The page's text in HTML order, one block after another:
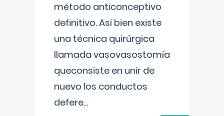
método anticonceptivo
definitivo. Así bien existe
una técnica quirúrgica
llamada vasovasostomía
queconsiste en unir de
nuevo los conductos
defere...